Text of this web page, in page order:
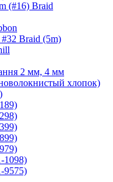
(#16) Braid
Braid (5m)
2 мм, 4 мм
хлопок)
1098)
9575)